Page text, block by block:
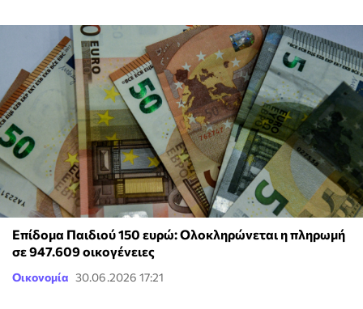
Επίδομα Παιδιού 150 ευρώ: Ολοκληρώνεται η πληρωμή
σε 947.609 οικογένειες
Οικονομία 30.06.2026 17:21